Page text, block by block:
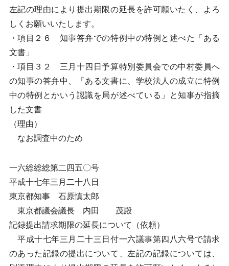
左記の理由により提出期限の延長を許可願いたく、よろ
しくお願いいたします。
・項目２６ 知事答弁での特例中の特例と述べた「ある
文書」
・項目３２ 三月十四日予算特別委員会での中村委員へ
の知事の答弁中、「ある文書に、学校法人の成立に特例
中の特例とかいう認識を局が述べている」と知事が指摘
した文書
（理由）
なお調査中のため
一六総総総第二四五〇号
平成十七年三月二十八日
東京都知事 石原慎太郎
東京都議会議長 内田 茂殿
記録提出請求期限の延長について（依頼）
平成十七年三月二十三日付一六議事第四八六号で請求
のあった記録の提出について、左記の記録については、